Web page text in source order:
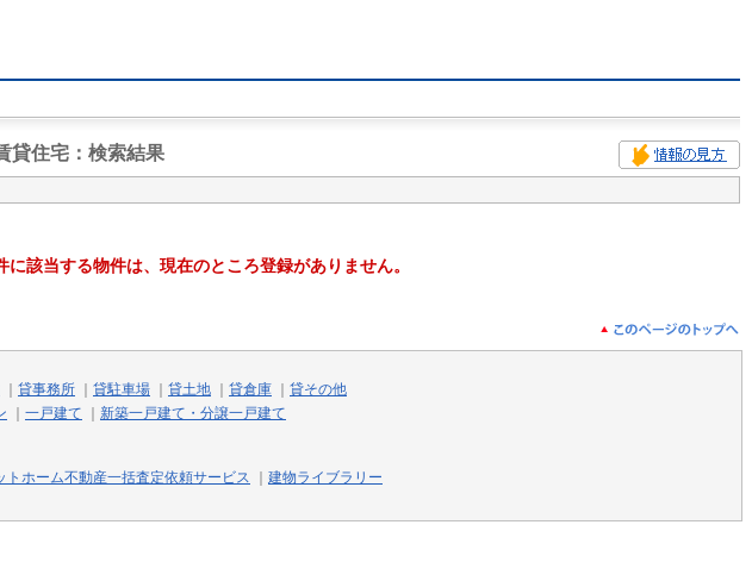
貸住宅 ：検索結果
該当する物件は、現在のところ登録がありません。
貸事務所 貸駐車場 貸土地 貸倉庫
貸その他
一戸建て
新築一戸建て・分譲一戸建て
トホーム不動産一括査定依頼サービス
建物ライブラリー